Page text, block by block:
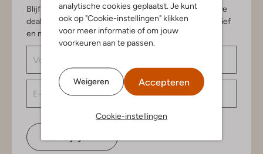
analytische cookies geplaatst. Je kunt
ook op "Cookie-instellingen" klikken
voor meer informatie of om jouw
voorkeuren aan te passen.
Weigeren Accepteren
Cookie-instellingen
Blijf op de hoogte van de nieuwste items en exclusieve
deals, speciaal voor jou. Schrijf je in voor de nieuwsbrief
en maak kans op € 150,- shoptegoed.